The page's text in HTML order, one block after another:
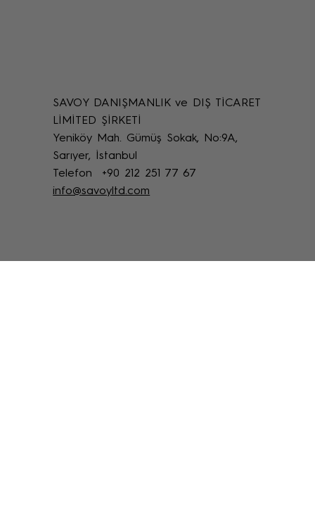
Uzaktan Restorasyon Desteği: Online
Restoratör Teknik Destek Yöntemleri
SAVOY DANIŞMANLIK ve DIŞ TİCARET
LİMİTED ŞİRKETİ
Yeniköy Mah. Gümüş Sokak, No:9A,
Sarıyer, İstanbul
Telefon +90 212 251 77 67
info@savoyltd.com